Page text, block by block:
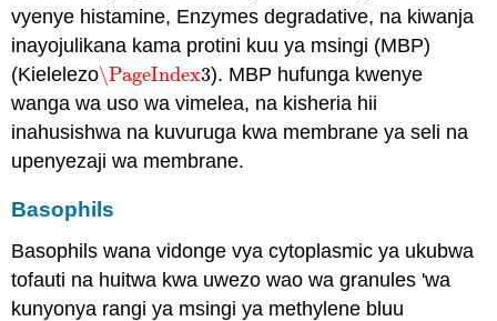
vyenye histamine, Enzymes degradative, na kiwanja
inayojulikana kama protini kuu ya msingi (MBP)
(Kielelezo\PageIndex3
\PageIndex3). MBP hufunga kwenye
wanga wa uso wa vimelea, na kisheria hii
inahusishwa na kuvuruga kwa membrane ya seli na
upenyezaji wa membrane.
Basophils
Basophils wana vidonge vya cytoplasmic ya ukubwa
tofauti na huitwa kwa uwezo wao wa granules 'wa
kunyonya rangi ya msingi ya methylene bluu